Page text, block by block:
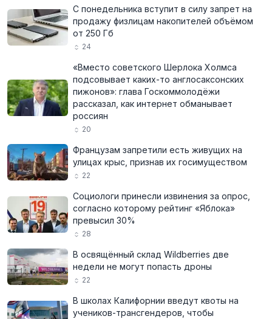
С понедельника вступит в силу запрет на
продажу физлицам накопителей объёмом
от 250 Гб
24
«Вместо советского Шерлока Холмса
подсовывает каких-то англосаксонских
пижонов»: глава Госкоммолодёжи
рассказал, как интернет обманывает
россиян
20
Французам запретили есть живущих на
улицах крыс, признав их госимуществом
22
Социологи принесли извинения за опрос,
согласно которому рейтинг «Яблока»
превысил 30%
28
В освящённый склад Wildberries две
недели не могут попасть дроны
22
В школах Калифорнии введут квоты на
учеников-трансгендеров, чтобы